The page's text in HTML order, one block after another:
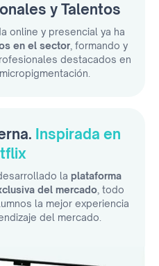
y Talentos
online y presencial ya ha
en el sector , formando y
destacados en
Inspirada en
la plataforma
del mercado, todo
la mejor experiencia
del mercado.